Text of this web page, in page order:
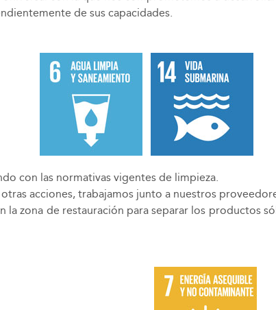
de sus capacidades.
con las normativas vigentes de limpieza.
acciones, trabajamos junto a nuestros
la zona de restauración para separar los productos